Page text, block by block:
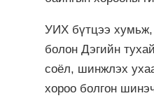
УИХ бүтцээ хумьж,
болон Дэгийн
соёл, шинжлэх
хороо болгон